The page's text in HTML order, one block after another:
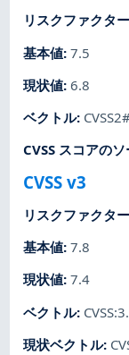
リスクファクター
基本値:7.5
現状値:6.8
ベクトル:
CVSS スコアの
CVSS v3
リスクファクター
基本値:7.8
現状値:7.4
ベクトル:
現状ベクトル: